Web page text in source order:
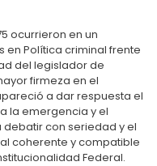
ocurrieron en un
en Política criminal frente
del legislador de
firmeza en el
a dar respuesta el
la emergencia y el
con seriedad y el
coherente y compatible
Federal.